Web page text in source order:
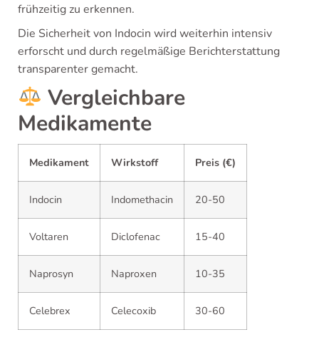
frühzeitig zu erkennen.
Die Sicherheit von Indocin wird weiterhin intensiv
erforscht und durch regelmäßige Berichterstattung
transparenter gemacht.
Vergleichbare
Medikamente
Medikament Wirkstoff Preis (€)
Indocin Indomethacin 20-50
Voltaren Diclofenac 15-40
Naprosyn Naproxen 10-35
Celebrex Celecoxib 30-60